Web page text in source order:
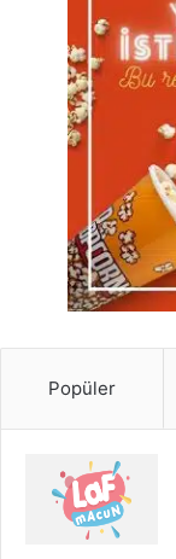
Popüler